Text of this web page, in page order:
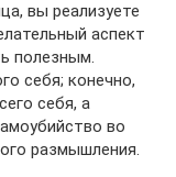
вы реализуете
аспект
полезным.
себя; конечно,
себя, а
во
размышления.